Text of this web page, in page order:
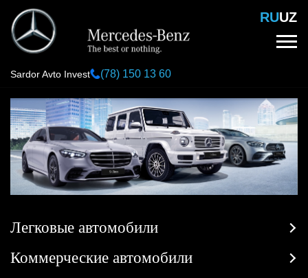
Перейти
основному
содержанию
RUUZ
Sardor Avto Invest (78) 150 13 60
Легковые автомобили
Коммерческие автомобили